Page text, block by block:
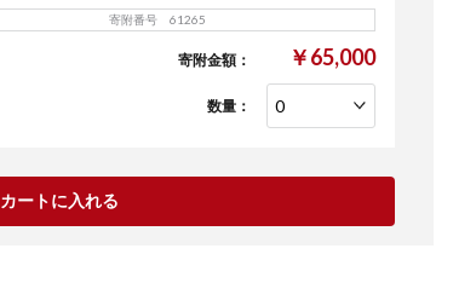
寄附番号 61265
寄附金額： ￥65,000
数量：
カートに入れる